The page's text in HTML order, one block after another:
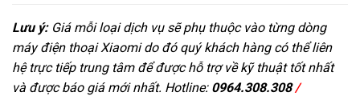
Lưu ý:Giá mỗi loại dịch vụ sẽ phụ thuộc vào từng dòng
máy điện thoại Xiaomi do đó quý khách hàng có thể liên
hệ trực tiếp trung tâm để được hỗ trợ về kỹ thuật tốt nhất
và được báo giá mới nhất. Hotline: 0964.308.308/